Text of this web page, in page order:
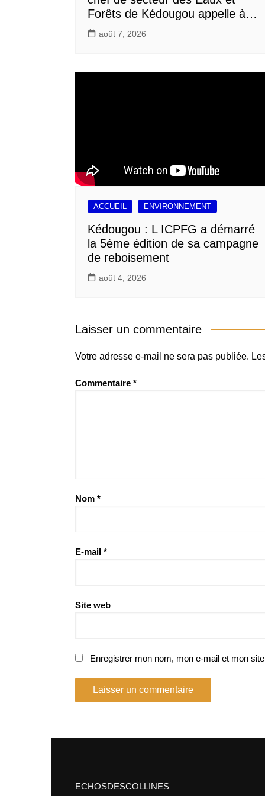
Forêts de Kédougou appelle à…
août 7, 2026
ACCUEIL ENVIRONNEMENT
Kédougou : L ICPFG a démarré
la 5ème édition de sa campagne
de reboisement
août 4, 2026
Laisser un commentaire
Votre adresse e-mail ne sera pas publiée.
Commentaire *
Nom *
E-mail *
Site web
Enregistrer mon nom, mon e-mail et mon
ECHOSDESCOLLINES